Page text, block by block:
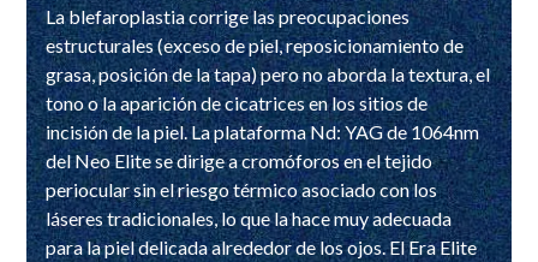
La blefaroplastia corrige las preocupaciones
estructurales (exceso de piel, reposicionamiento de
grasa, posición de la tapa) pero no aborda la textura, el
tono o la aparición de cicatrices en los sitios de
incisión de la piel. La plataforma Nd: YAG de 1064nm
del Neo Elite se dirige a cromóforos en el tejido
periocular sin el riesgo térmico asociado con los
láseres tradicionales, lo que la hace muy adecuada
para la piel delicada alrededor de los ojos. El Era Elite